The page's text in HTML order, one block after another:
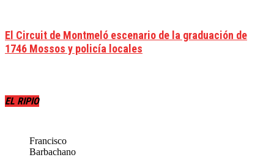
El Circuit de Montmeló escenario de la graduación de
1746 Mossos y policía locales
EL RIPIO
Francisco
Barbachano